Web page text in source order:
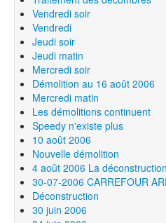
Vendredi soir
Vendredi
Jeudi soir
Jeudi matin
Mercredi soir
Démolition au 16 août 2006
Mercredi matin
Les démolitions continuent
Speedy n'existe plus
10 août 2006
Nouvelle démolition
4 août 2006 La
30-07-2006 CARREFOUR
Déconstruction
30 juin 2006